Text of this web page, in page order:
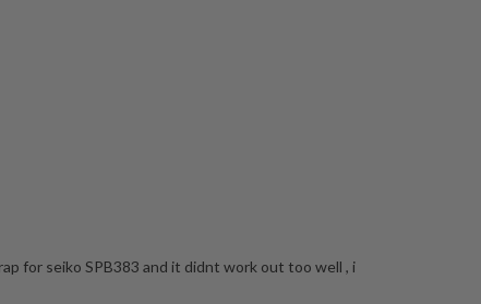
for seiko SPB383 and it didnt work out too well , i